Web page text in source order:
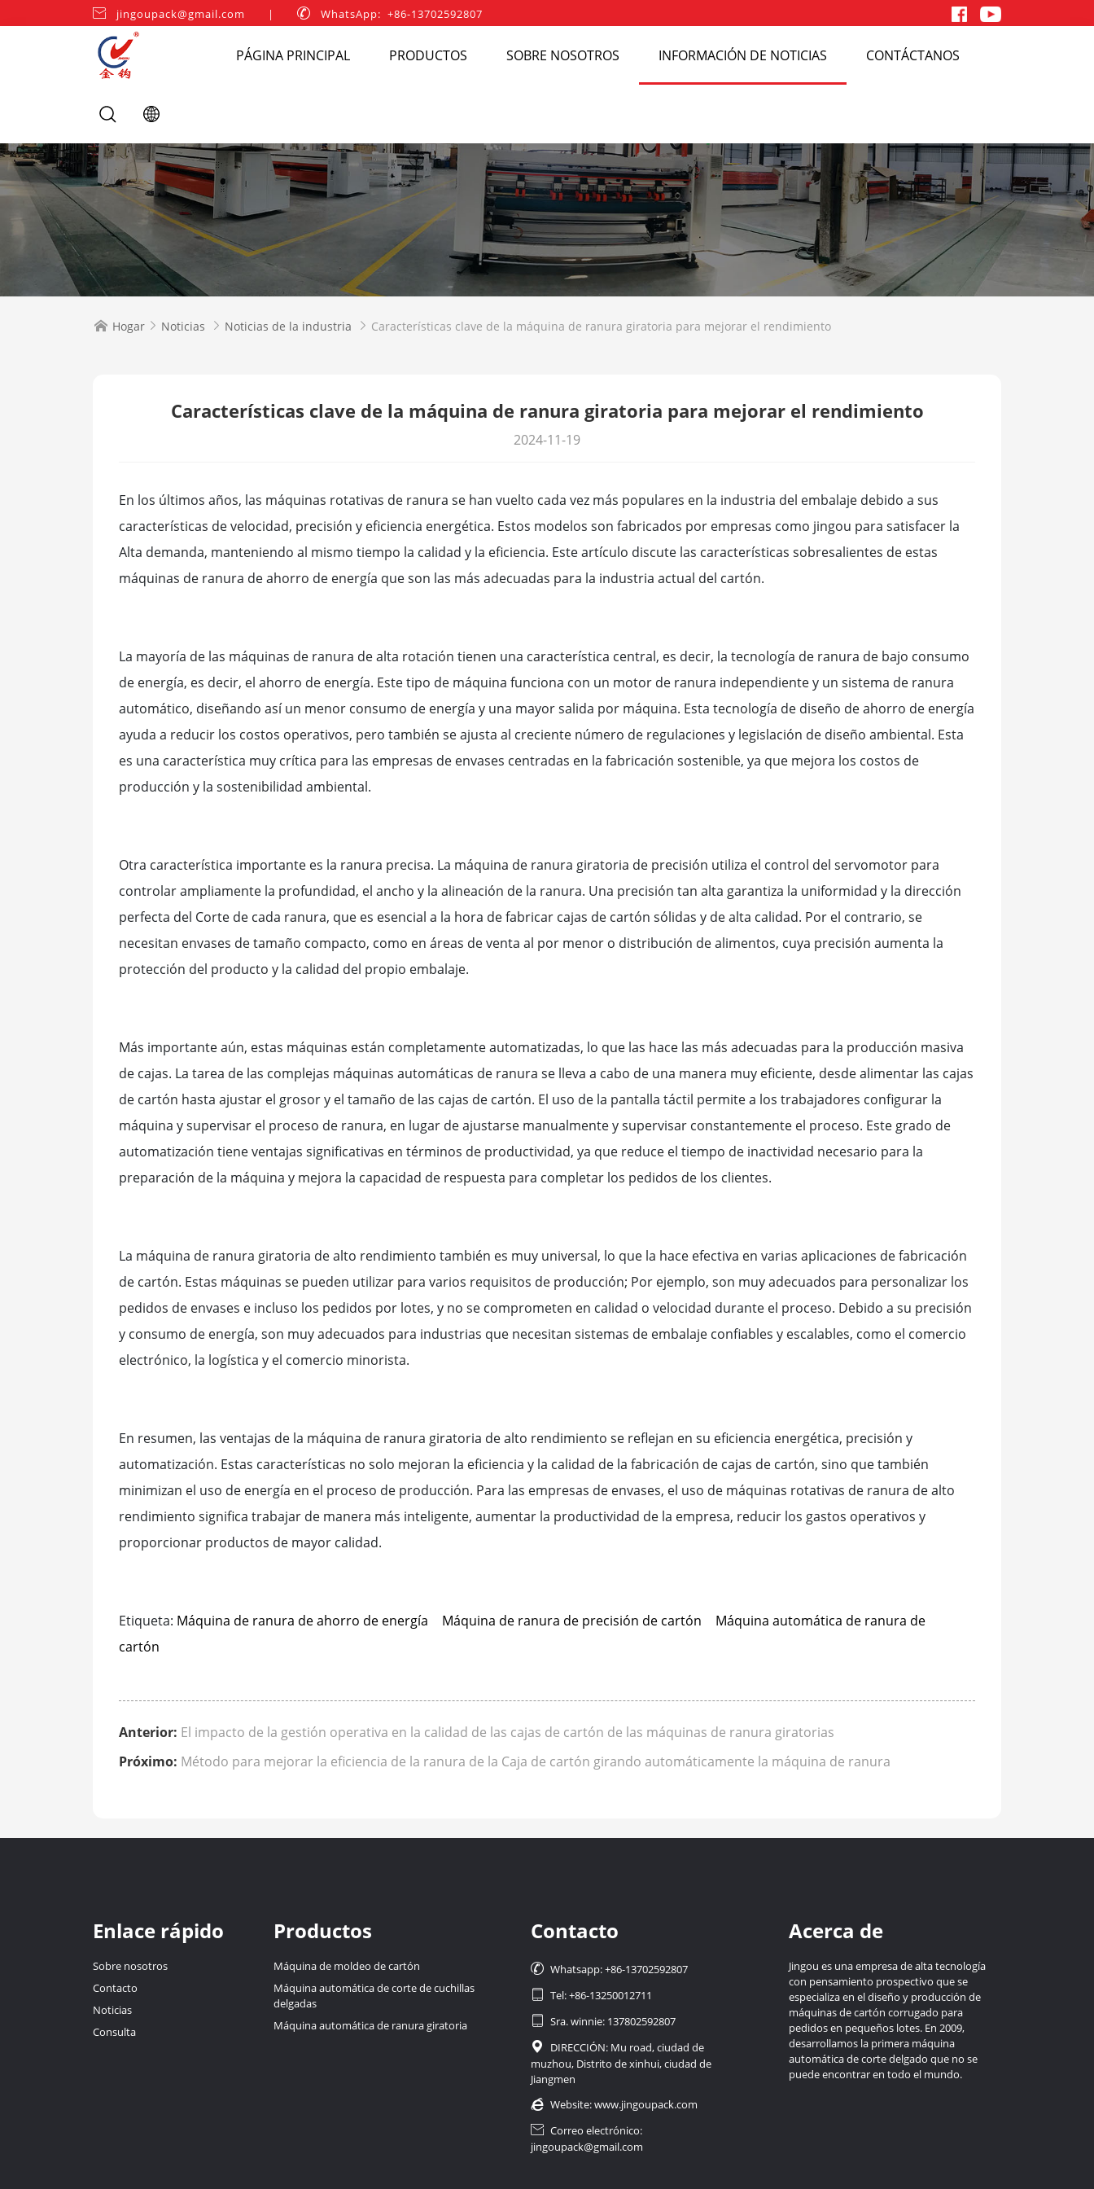
 jingoupack@gmail.com |  WhatsApp: +86-13702592807
PÁGINA PRINCIPAL PRODUCTOS SOBRE NOSOTROS INFORMACIÓN DE NOTICIAS CONTÁCTANOS
 Hogar  Noticias  Noticias de la industria  Características clave de la máquina de ranura giratoria para mejorar el rendimiento
Características clave de la máquina de ranura giratoria para mejorar el rendimiento
2024-11-19
En los últimos años, las máquinas rotativas de ranura se han vuelto cada vez más populares en la industria del embalaje debido a sus
características de velocidad, precisión y eficiencia energética. Estos modelos son fabricados por empresas como jingou para satisfacer la
Alta demanda, manteniendo al mismo tiempo la calidad y la eficiencia. Este artículo discute las características sobresalientes de estas
máquinas de ranura de ahorro de energía que son las más adecuadas para la industria actual del cartón.
La mayoría de las máquinas de ranura de alta rotación tienen una característica central, es decir, la tecnología de ranura de bajo consumo
de energía, es decir, el ahorro de energía. Este tipo de máquina funciona con un motor de ranura independiente y un sistema de ranura
automático, diseñando así un menor consumo de energía y una mayor salida por máquina. Esta tecnología de diseño de ahorro de energía
ayuda a reducir los costos operativos, pero también se ajusta al creciente número de regulaciones y legislación de diseño ambiental. Esta
es una característica muy crítica para las empresas de envases centradas en la fabricación sostenible, ya que mejora los costos de
producción y la sostenibilidad ambiental.
Otra característica importante es la ranura precisa. La máquina de ranura giratoria de precisión utiliza el control del servomotor para
controlar ampliamente la profundidad, el ancho y la alineación de la ranura. Una precisión tan alta garantiza la uniformidad y la dirección
perfecta del Corte de cada ranura, que es esencial a la hora de fabricar cajas de cartón sólidas y de alta calidad. Por el contrario, se
necesitan envases de tamaño compacto, como en áreas de venta al por menor o distribución de alimentos, cuya precisión aumenta la
protección del producto y la calidad del propio embalaje.
Más importante aún, estas máquinas están completamente automatizadas, lo que las hace las más adecuadas para la producción masiva
de cajas. La tarea de las complejas máquinas automáticas de ranura se lleva a cabo de una manera muy eficiente, desde alimentar las cajas
de cartón hasta ajustar el grosor y el tamaño de las cajas de cartón. El uso de la pantalla táctil permite a los trabajadores configurar la
máquina y supervisar el proceso de ranura, en lugar de ajustarse manualmente y supervisar constantemente el proceso. Este grado de
automatización tiene ventajas significativas en términos de productividad, ya que reduce el tiempo de inactividad necesario para la
preparación de la máquina y mejora la capacidad de respuesta para completar los pedidos de los clientes.
La máquina de ranura giratoria de alto rendimiento también es muy universal, lo que la hace efectiva en varias aplicaciones de fabricación
de cartón. Estas máquinas se pueden utilizar para varios requisitos de producción; Por ejemplo, son muy adecuados para personalizar los
pedidos de envases e incluso los pedidos por lotes, y no se comprometen en calidad o velocidad durante el proceso. Debido a su precisión
y consumo de energía, son muy adecuados para industrias que necesitan sistemas de embalaje confiables y escalables, como el comercio
electrónico, la logística y el comercio minorista.
En resumen, las ventajas de la máquina de ranura giratoria de alto rendimiento se reflejan en su eficiencia energética, precisión y
automatización. Estas características no solo mejoran la eficiencia y la calidad de la fabricación de cajas de cartón, sino que también
minimizan el uso de energía en el proceso de producción. Para las empresas de envases, el uso de máquinas rotativas de ranura de alto
rendimiento significa trabajar de manera más inteligente, aumentar la productividad de la empresa, reducir los gastos operativos y
proporcionar productos de mayor calidad.
Etiqueta: Máquina de ranura de ahorro de energía Máquina de ranura de precisión de cartón
Máquina automática de ranura de
cartón
Anterior: El impacto de la gestión operativa en la calidad de las cajas de cartón de las máquinas de ranura giratorias
Próximo: Método para mejorar la eficiencia de la ranura de la Caja de cartón girando automáticamente la máquina de ranura
Enlace rápido
Sobre nosotros
Contacto
Noticias
Consulta
Productos
Máquina de moldeo de cartón
Máquina automática de corte de cuchillas
delgadas
Máquina automática de ranura giratoria
Contacto
 Whatsapp: +86-13702592807
 Tel: +86-13250012711
 Sra. winnie: 137802592807

DIRECCIÓN: Mu road, ciudad de
muzhou, Distrito de xinhui, ciudad de
Jiangmen
 Website:www.jingoupack.com
 Correo electrónico:
jingoupack@gmail.com
Acerca de
Jingou es una empresa de alta tecnología
con pensamiento prospectivo que se
especializa en el diseño y producción de
máquinas de cartón corrugado para
pedidos en pequeños lotes. En 2009,
desarrollamos la primera máquina
automática de corte delgado que no se
puede encontrar en todo el mundo.